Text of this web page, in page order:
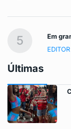
5
Em
EDITOR
Últimas